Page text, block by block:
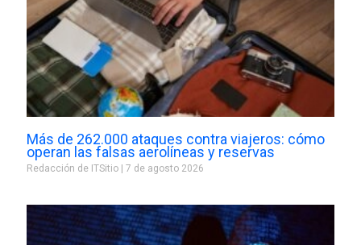
Más de 262.000 ataques contra viajeros: cómo
operan las falsas aerolíneas y reservas
Redacción de ITSitio 7 de agosto 2026